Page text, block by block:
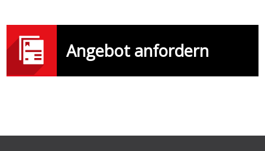
Angebot anfordern